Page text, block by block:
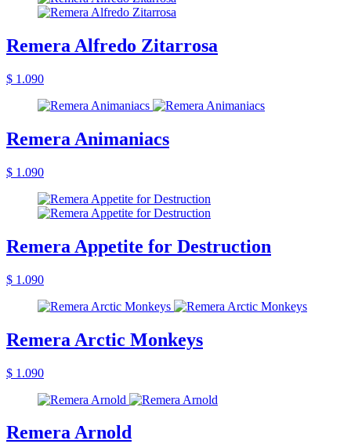
Remera Alfredo Zitarrosa
$ 1.090
Remera Animaniacs
$ 1.090
Remera Appetite for Destruction
$ 1.090
Remera Arctic Monkeys
$ 1.090
Remera Arnold